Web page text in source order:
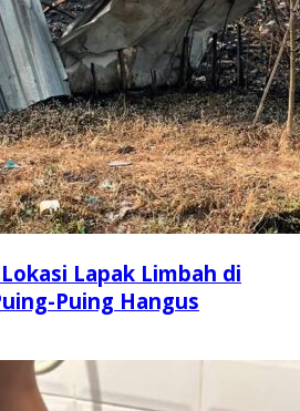
Lapak Limbah di
Puing Hangus